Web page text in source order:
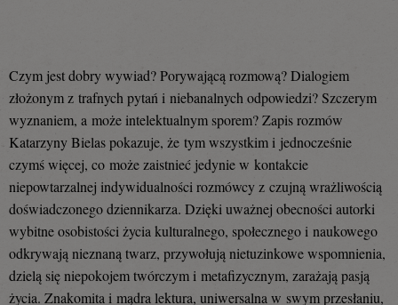
Czym jest dobry wywiad? Porywającą rozmową? Dialogiem
złożonym z trafnych pytań i niebanalnych odpowiedzi? Szczerym
wyznaniem, a może intelektualnym sporem? Zapis rozmów
Katarzyny Bielas pokazuje, że tym wszystkim i jednocześnie
czymś więcej, co może zaistnieć jedynie w kontakcie
niepowtarzalnej indywidualności rozmówcy z czujną wrażliwością
doświadczonego dziennikarza. Dzięki uważnej obecności autorki
wybitne osobistości życia kulturalnego, społecznego i naukowego
odkrywają nieznaną twarz, przywołują nietuzinkowe wspomnienia,
dzielą się niepokojem twórczym i metafizycznym, zarażają pasją
życia. Znakomita i mądra lektura, uniwersalna w swym przesłaniu,